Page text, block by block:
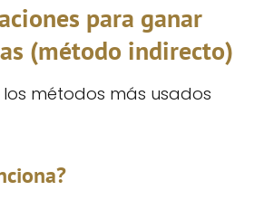
para ganar
(método indirecto)
los métodos más usados